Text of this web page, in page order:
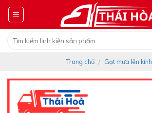
Skip
content
kiếm:
Trang chủ / Gạt mưa lên kính